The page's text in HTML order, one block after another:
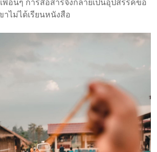
ไม่ได้เรียนหนังสือ